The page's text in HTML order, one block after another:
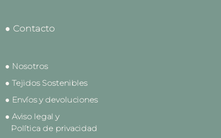
● Contacto
● Nosotros
● Tejidos Sostenibles
● Envíos y devoluciones
● Aviso legal y
Política de privacidad